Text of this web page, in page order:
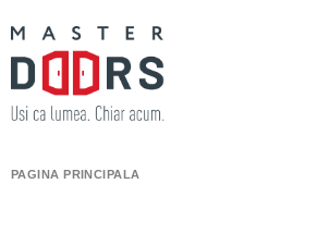
PAGINA PRINCIPALĂ